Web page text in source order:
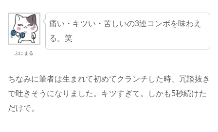
ぷにまる
痛い・キツい・苦しいの3連コンボを味わえ
る。笑
ちなみに筆者は生まれて初めてクランチした時、冗談抜き
で吐きそうになりました。キツすぎて。しかも5秒続けた
だけで。